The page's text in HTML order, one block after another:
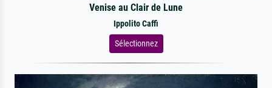
Venise au Clair de Lune
Ippolito Caffi
Sélectionnez